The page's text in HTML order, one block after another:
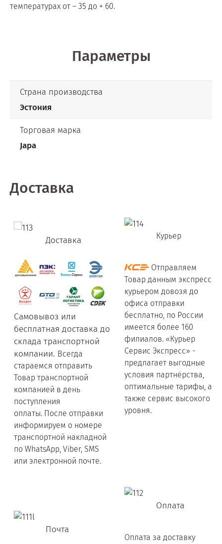
температурах от – 35 до + 60.
Параметры
Страна производства
Эстония
Торговая марка
Japa
Доставка
Доставка
Самовывоз или
бесплатная доставка до
склада транспортной
компании. Всегда
стараемся отправить
Товар транспортной
компанией в день
поступления
оплаты. После отправки
информируем о номере
транспортной накладной
по WhatsApp, Viber, SMS
или электронной почте.
Курьер
Отправляем
Товар данным экспресс
курьером довозя до
офиса отправки
бесплатно, по России
имеется более 160
филиалов. «Курьер
Сервис Экспресс» -
предлагает выгодные
условия партнёрства,
оптимальные тарифы, а
также сервис высокого
уровня.
Почта
Оплата
Оплата за доставку